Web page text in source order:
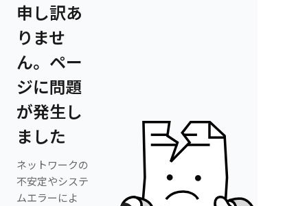
申し訳あ
りませ
ん。ペー
ジに問題
が発生し
ました
ネットワークの
不安定やシステ
ムエラーによ